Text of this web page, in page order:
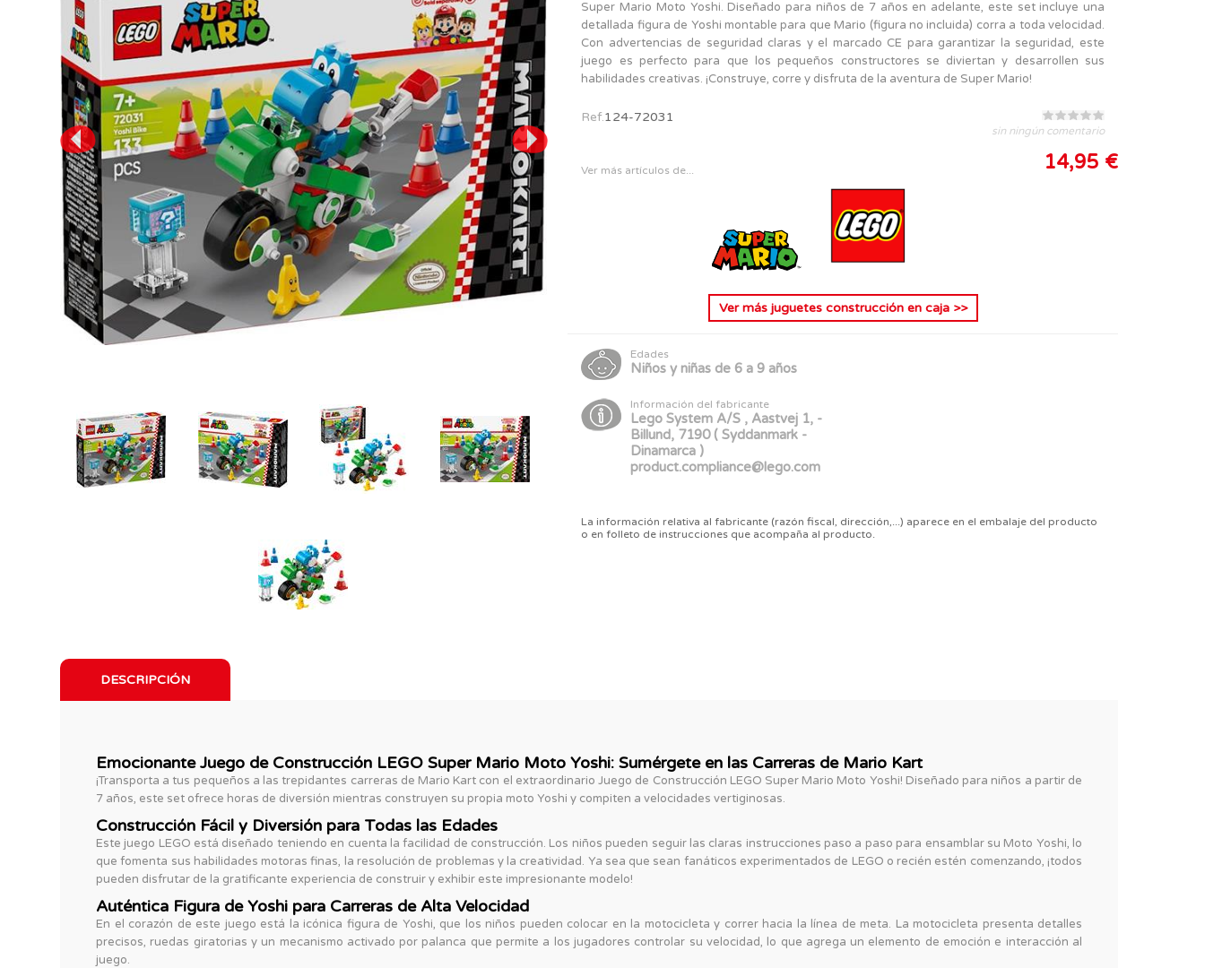
TODOS LOS JUGUETES
PERSONAJES
Super Mario Moto Yoshi. Diseñado para niños de 7 años en adelante, este set incluye una
detallada figura de Yoshi montable para que Mario (figura no incluida) corra a toda velocidad.
Con advertencias de seguridad claras y el marcado CE para garantizar la seguridad, este
juego es perfecto para que los pequeños constructores se diviertan y desarrollen sus
habilidades creativas. ¡Construye, corre y disfruta de la aventura de Super Mario!
Ref.124-72031
sin ningún comentario
14,95 €
Ver más artículos de...
Ver más juguetes construcción en caja>>
Edades
Niños y niñas de 6 a 9 años
Información del fabricante
Lego System A/S , Aastvej 1, -
Billund, 7190 ( Syddanmark -
Dinamarca )
product.compliance@lego.com
La información relativa al fabricante (razón fiscal, dirección,...) aparece en el embalaje del producto
o en folleto de instrucciones que acompaña al producto.
DESCRIPCIÓN
Emocionante Juego de Construcción LEGO Super Mario Moto Yoshi: Sumérgete en las Carreras de Mario Kart
¡Transporta a tus pequeños a las trepidantes carreras de Mario Kart con el extraordinario Juego de Construcción LEGO Super Mario Moto Yoshi! Diseñado para niños a partir de
7 años, este set ofrece horas de diversión mientras construyen su propia moto Yoshi y compiten a velocidades vertiginosas.
Construcción Fácil y Diversión para Todas las Edades
Este juego LEGO está diseñado teniendo en cuenta la facilidad de construcción. Los niños pueden seguir las claras instrucciones paso a paso para ensamblar su Moto Yoshi, lo
que fomenta sus habilidades motoras finas, la resolución de problemas y la creatividad. Ya sea que sean fanáticos experimentados de LEGO o recién estén comenzando, ¡todos
pueden disfrutar de la gratificante experiencia de construir y exhibir este impresionante modelo!
Auténtica Figura de Yoshi para Carreras de Alta Velocidad
En el corazón de este juego está la icónica figura de Yoshi, que los niños pueden colocar en la motocicleta y correr hacia la línea de meta. La motocicleta presenta detalles
precisos, ruedas giratorias y un mecanismo activado por palanca que permite a los jugadores controlar su velocidad, lo que agrega un elemento de emoción e interacción al
juego.